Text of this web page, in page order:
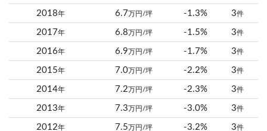
2018年 6.7 万円/坪 -1.3% 3件
2017年 6.8 万円/坪 -1.5% 3件
2016年 6.9 万円/坪 -1.7% 3件
2015年 7.0 万円/坪 -2.2% 3件
2014年 7.2 万円/坪 -2.3% 3件
2013年 7.3 万円/坪 -3.0% 3件
2012年 7.5 万円/坪 -3.2% 3件